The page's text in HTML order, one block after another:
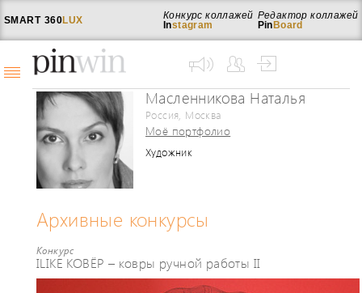
SMART 360LUX
Редактор коллажей
Pin Board
Конкурс коллажей
Instagram
Масленникова Наталья
Россия, Москва
Моё портфолио
Художник
Архивные конкурсы
Конкурс
ILIKE КОВЁР – ковры ручной работы II